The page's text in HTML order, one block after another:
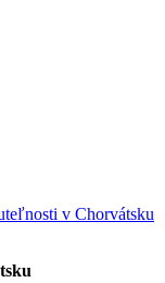
v Chorvátsku